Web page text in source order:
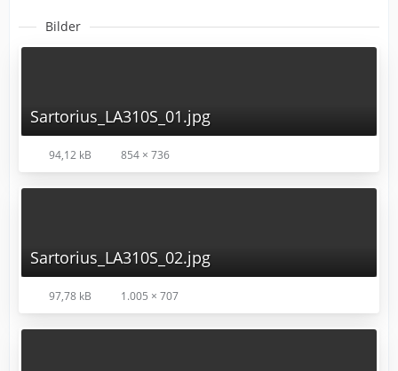
Bilder
Sartorius_LA310S_01.jpg
94,12 kB 854 × 736
Sartorius_LA310S_02.jpg
97,78 kB 1.005 × 707